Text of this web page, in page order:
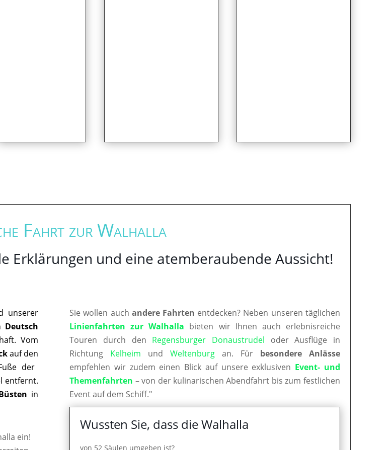
Fahrt zur Walhalla
Erklärungen und eine atemberaubende Aussicht!
unserer
Deutsch
Vom
auf den
der
entfernt.
in
ein!
Sie wollen auch andere Fahrten entdecken? Neben unseren täglichen
Linienfahrten zur Walhalla bieten wir Ihnen auch erlebnisreiche
Touren durch den Regensburger Donaustrudel oder Ausflüge in
Richtung Kelheim undWeltenburg an. Für besondere Anlässe
empfehlen wir zudem einen Blick auf unsere exklusiven Event- und
Themenfahrten – von der kulinarischen Abendfahrt bis zum festlichen
Event auf dem Schiff."
Wussten Sie, dass die Walhalla
von 52 Säulen umgeben ist?